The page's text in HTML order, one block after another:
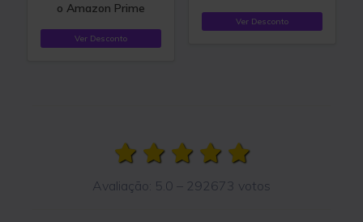
o Amazon Prime
Ver Desconto
Ver Desconto
Avaliação: 5.0 – 292673 votos